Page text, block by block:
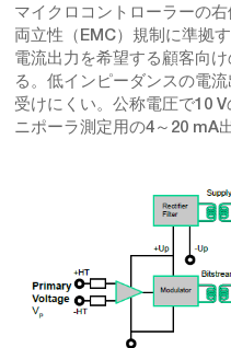
マイクロコントローラーの
両立性（EMC）規制に準拠
電流出力を希望する顧客向
る。低インピーダンスの電
受けにくい。公称電圧で10
ニポーラ測定用の4～20 mA